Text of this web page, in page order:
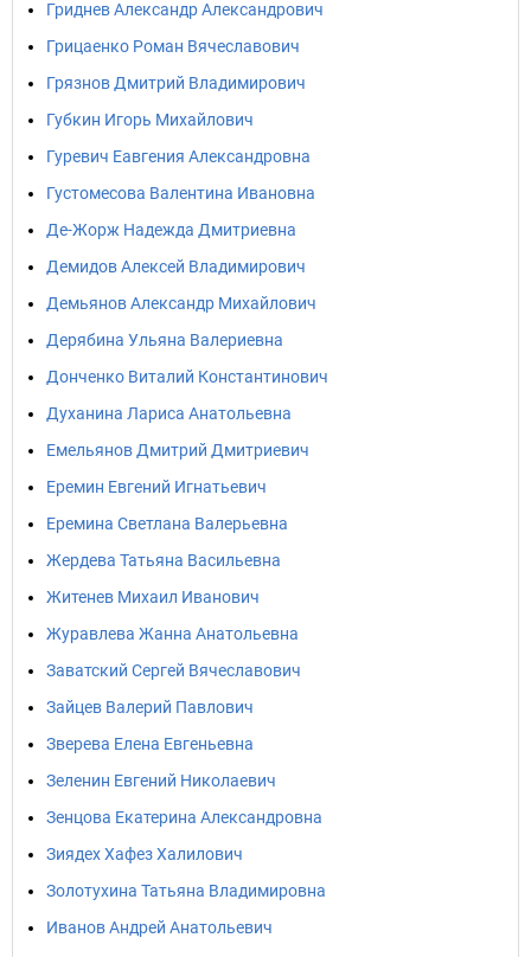
Гриднев Александр Александрович
Грицаенко Роман Вячеславович
Грязнов Дмитрий Владимирович
Губкин Игорь Михайлович
Гуревич Еавгения Александровна
Густомесова Валентина Ивановна
Де-Жорж Надежда Дмитриевна
Демидов Алексей Владимирович
Демьянов Александр Михайлович
Дерябина Ульяна Валериевна
Донченко Виталий Константинович
Духанина Лариса Анатольевна
Емельянов Дмитрий Дмитриевич
Еремин Евгений Игнатьевич
Еремина Светлана Валерьевна
Жердева Татьяна Васильевна
Житенев Михаил Иванович
Журавлева Жанна Анатольевна
Заватский Сергей Вячеславович
Зайцев Валерий Павлович
Зверева Елена Евгеньевна
Зеленин Евгений Николаевич
Зенцова Екатерина Александровна
Зиядех Хафез Халилович
Золотухина Татьяна Владимировна
Иванов Андрей Анатольевич